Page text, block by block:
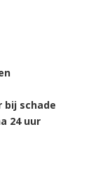
bij schade
24 uur